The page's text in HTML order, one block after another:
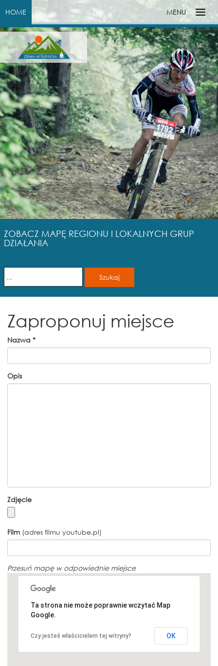
HOME MENU
ZOBACZ MAPĘ REGIONU I LOKALNYCH GRUP
DZIAŁANIA
Zaproponuj miejsce
Nazwa *
Opis
Zdjęcie
Film (adres filmu youtube.pl)
Przesuń mapę w odpowiednie miejsce
Ta strona nie może poprawnie wczytać Map
Google.
Czy jesteś właścicielem tej witryny? OK